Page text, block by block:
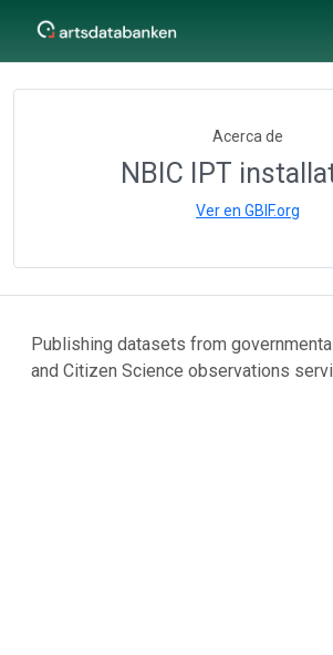
Acerca de
NBIC IPT
Ver en GBIF.org
Publishing datasets from
and Citizen Science observations